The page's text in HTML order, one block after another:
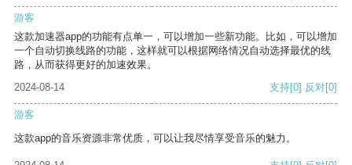
游客
这款加速器app的功能有点单一，可以增加一些新功能。比如，可以增加
一个自动切换线路的功能，这样就可以根据网络情况自动选择最优的线
路，从而获得更好的加速效果。
2024-08-14
支持[0] 反对[0]
游客
这款app的音乐资源非常优质，可以让我尽情享受音乐的魅力。